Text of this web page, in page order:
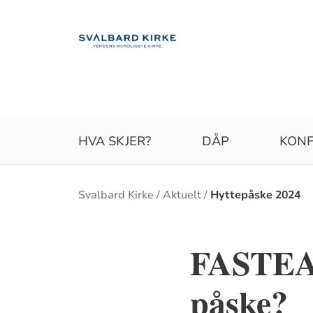
HVA SKJER? DÅP
Brødsmulesti
Svalbard Kirke Aktuelt Hyttepåske 2024
påske?